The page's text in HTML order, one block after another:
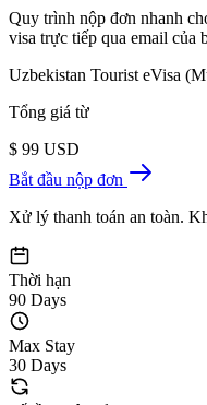
Quy trình nộp đơn nhanh
visa trực tiếp qua email của
Uzbekistan Tourist eVisa
Tổng giá từ
$ 99 USD
Bắt đầu nộp đơn
Xử lý thanh toán an toàn.
Thời hạn
90 Days
Max Stay
30 Days